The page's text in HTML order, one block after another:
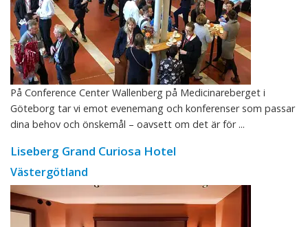
På Conference Center Wallenberg på Medicinareberget i
Göteborg tar vi emot evenemang och konferenser som passar
dina behov och önskemål – oavsett om det är för ...
Liseberg Grand Curiosa Hotel
Västergötland